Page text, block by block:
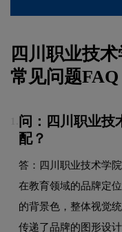
四川职业技
常见问题FAQ
问：四川职业技
配？
答：四川职业技术学
在教育领域的品牌定
的背景色，整体视觉
传递了品牌的图形设